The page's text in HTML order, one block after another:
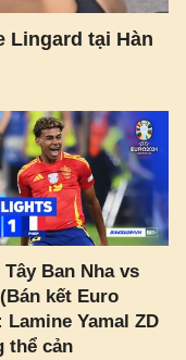
Lingard tại Hàn
Tây Ban Nha vs
kết Euro
Lamine Yamal ZD
thể cản